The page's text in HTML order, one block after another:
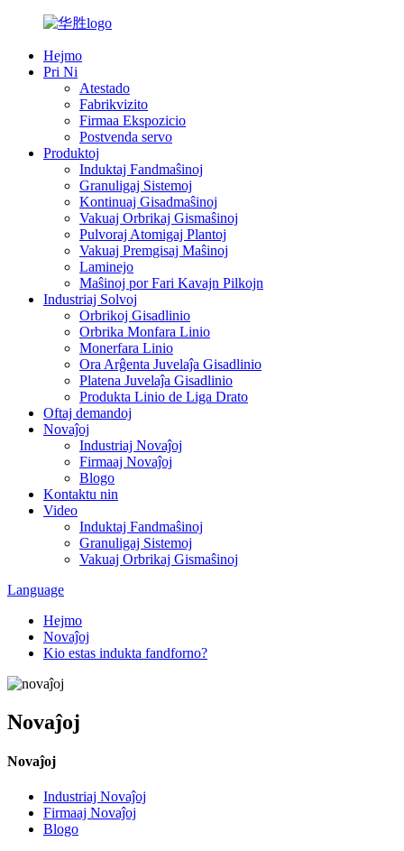
Hejmo
Pri Ni
Atestado
Fabrikvizito
Firmaa Ekspozicio
Postvenda servo
Produktoj
Induktaj Fandmaŝinoj
Granuligaj Sistemoj
Kontinuaj Gisadmaŝinoj
Vakuaj Orbrikaj Gismaŝinoj
Pulvoraj Atomigaj Plantoj
Vakuaj Premgisaj Maŝinoj
Laminejo
Maŝinoj por Fari Kavajn Pilkojn
Industriaj Solvoj
Orbrikoj Gisadlinio
Orbrika Monfara Linio
Monerfara Linio
Ora Arĝenta Juvelaĵa Gisadlinio
Platena Juvelaĵa Gisadlinio
Produkta Linio de Liga Drato
Oftaj demandoj
Novaĵoj
Industriaj Novaĵoj
Firmaaj Novaĵoj
Blogo
Kontaktu nin
Video
Induktaj Fandmaŝinoj
Granuligaj Sistemoj
Vakuaj Orbrikaj Gismaŝinoj
Language
Hejmo
Novaĵoj
Kio estas indukta fandforno?
Novaĵoj
Novaĵoj
Industriaj Novaĵoj
Firmaaj Novaĵoj
Blogo